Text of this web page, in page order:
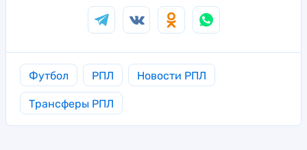
Футбол РПЛ Новости РПЛ
Трансферы РПЛ